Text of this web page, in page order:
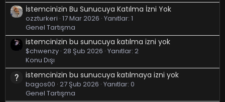
İstemcinizin Bu Sunucuya Katılma İzni Yok
ozzturkeri 17 Mar 2026 Yanıtlar: 1
Genel Tartışma
istemcinizin bu sunucuya katılma izni yok
$chwenzy 28 Şub 2026 Yanıtlar: 2
Konu Dışı
istemcinizin bu sunucuya katılmaya izni yok
bagos00 27 Şub 2026 Yanıtlar: 0
Genel Tartışma